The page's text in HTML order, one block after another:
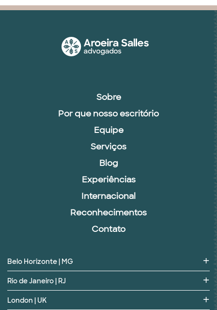
Sobre
Por que nosso escritório
Equipe
Serviços
Blog
Experiências
Internacional
Reconhecimentos
Contato
Belo Horizonte | MG
Rio de Janeiro | RJ
London | UK